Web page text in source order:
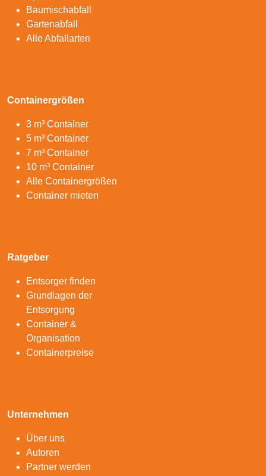
Baumischabfall
Gartenabfall
Alle Abfallarten
Containergrößen
3 m³ Container
5 m³ Container
7 m³ Container
10 m³ Container
Alle Containergrößen
Container mieten
Ratgeber
Entsorger finden
Grundlagen der
Entsorgung
Container &
Organisation
Containerpreise
Unternehmen
Über uns
Autoren
Partner werden